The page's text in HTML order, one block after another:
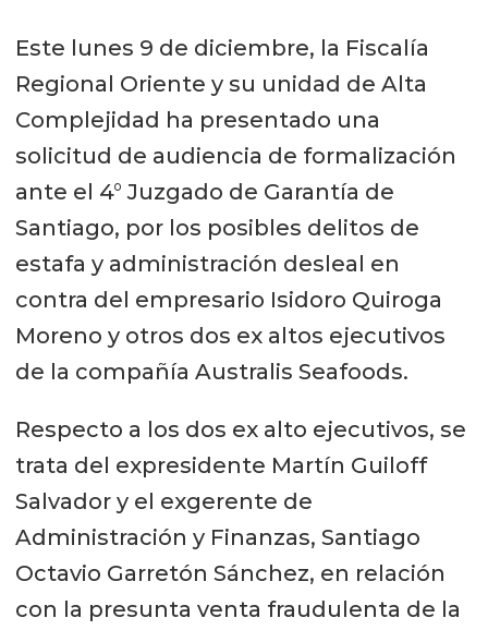
Este lunes 9 de diciembre, la Fiscalía
Regional Oriente y su unidad de Alta
Complejidad ha presentado una
solicitud de audiencia de formalización
ante el 4° Juzgado de Garantía de
Santiago, por los posibles delitos de
estafa y administración desleal en
contra del empresario Isidoro Quiroga
Moreno y otros dos ex altos ejecutivos
de la compañía Australis Seafoods.
Respecto a los dos ex alto ejecutivos, se
trata del expresidente Martín Guiloff
Salvador y el exgerente de
Administración y Finanzas, Santiago
Octavio Garretón Sánchez, en relación
con la presunta venta fraudulenta de la